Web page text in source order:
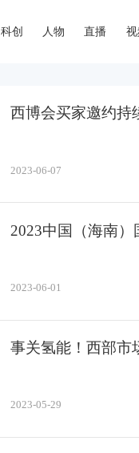
科创 人物 直播
西博会买家邀约持
2023-06-07
2023中国（海南
2023-06-01
事关氢能！西部市
2023-05-29